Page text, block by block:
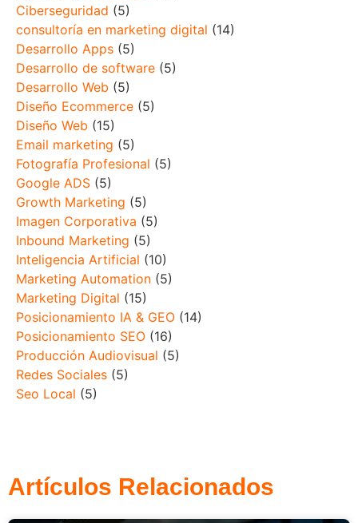
Ciberseguridad (5)
consultoría en marketing digital (14)
Desarrollo Apps (5)
Desarrollo de software (5)
Desarrollo Web (5)
Diseño Ecommerce (5)
Diseño Web (15)
Email marketing (5)
Fotografía Profesional (5)
Google ADS (5)
Growth Marketing (5)
Imagen Corporativa (5)
Inbound Marketing (5)
Inteligencia Artificial (10)
Marketing Automation (5)
Marketing Digital (15)
Posicionamiento IA & GEO (14)
Posicionamiento SEO (16)
Producción Audiovisual (5)
Redes Sociales (5)
Seo Local (5)
Artículos Relacionados